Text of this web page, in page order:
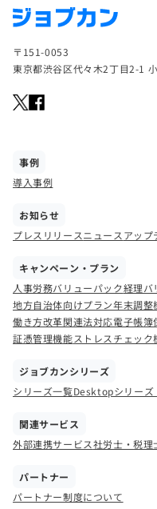
〒151-0053
東京都渋谷区代々木2丁目2-1
事例
導入事例
お知らせ
プレスリリースニュース アップ
キャンペーン・プラン
人事労務バリューパック経理バ
地方自治体向けプラン年末調整
働き方改革関連法対応電子帳簿
証憑管理機能ストレスチェック
ジョブカンシリーズ
シリーズ一覧Desktopシリーズ
関連サービス
外部連携サービス社労士・税理
パートナー
パートナー制度について